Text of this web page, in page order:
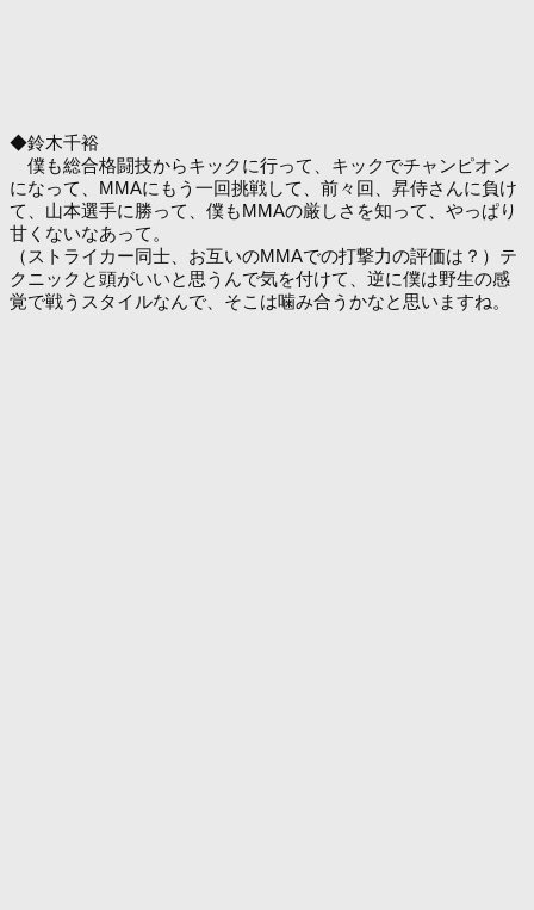
◆鈴木千裕
僕も総合格闘技からキックに行って、キックでチャンピオン
になって、MMAにもう一回挑戦して、前々回、昇侍さんに負け
て、山本選手に勝って、僕もMMAの厳しさを知って、やっぱり
甘くないなあって。
（ストライカー同士、お互いのMMAでの打撃力の評価は？）テ
クニックと頭がいいと思うんで気を付けて、逆に僕は野生の感
覚で戦うスタイルなんで、そこは噛み合うかなと思いますね。